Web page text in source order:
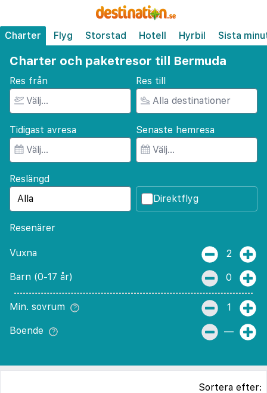
Charter Flyg Storstad Hotell Hyrbil Sista
Charter och paketresor till Bermuda
Res från Res till
Tidigast avresa Senaste hemresa
Reslängd
Direktflyg
Resenärer
Vuxna 2
Barn (0-17 år) 0
Min. sovrum 1
Boende —
Sortera efter: